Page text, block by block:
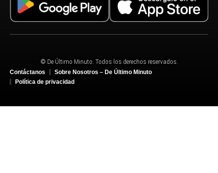
© De Último Minuto. Todos los derechos reservados.
Contáctanos
Sobre Nosotros – De Último Minuto
Política de privacidad